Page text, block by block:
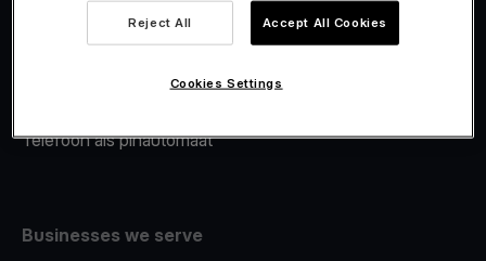
Merchant Advance
Telefoon als pinautomaat
Businesses we serve
Reject All Accept All Cookies
Cookies Settings